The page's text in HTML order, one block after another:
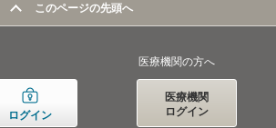
このページの先頭へ
ログイン
医療機関の方へ
医療機関
ログイン